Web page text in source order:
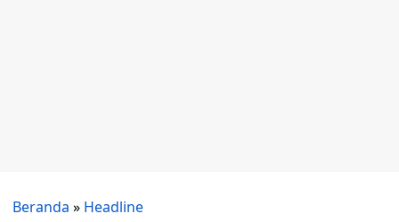
Beranda » Headline